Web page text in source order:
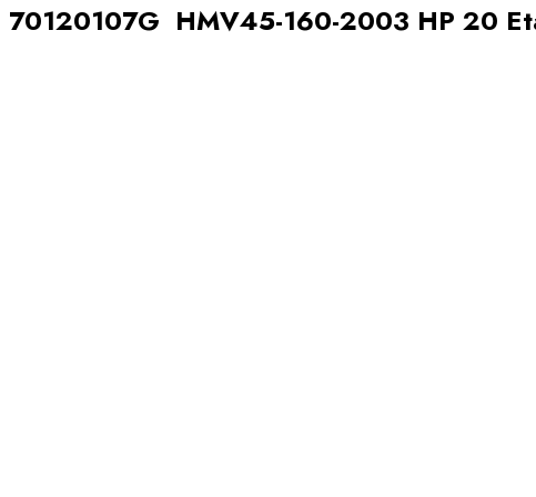
70120107G HMV45-160-2003 HP 20